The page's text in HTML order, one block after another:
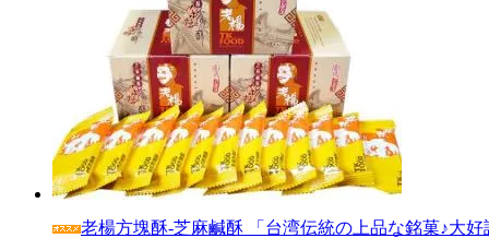
老楊方塊酥‐芝麻鹹酥 「台湾伝統の上品な銘菓♪大好